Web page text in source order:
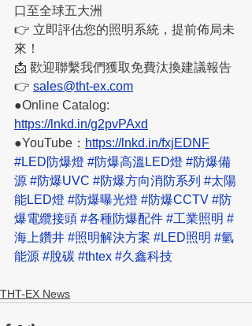
口至全球五大洲
👉 立即評估您的照明系統，提前佈局未
來！
📩 歡迎聯繫我們獲取免費汰換建議報告
👉 sales@tht-ex.com
●Online Catalog:
https://lnkd.in/g2pvPAxd
●YouTube： https://lnkd.in/fxjEDNF
#LED防爆燈 #防爆高溫LED燈 #防爆備
源 #防爆UVC #防爆方向消防系列 #太陽
能LED燈 #防爆曝光燈 #防爆CCTV #防
爆電纜接頭 #各種防爆配件 #工業照明 #
海上鑽井 #照明解決方案 #LED照明 #氫
能源 #脫碳 #thtex #久鑫科技
THT-EX News